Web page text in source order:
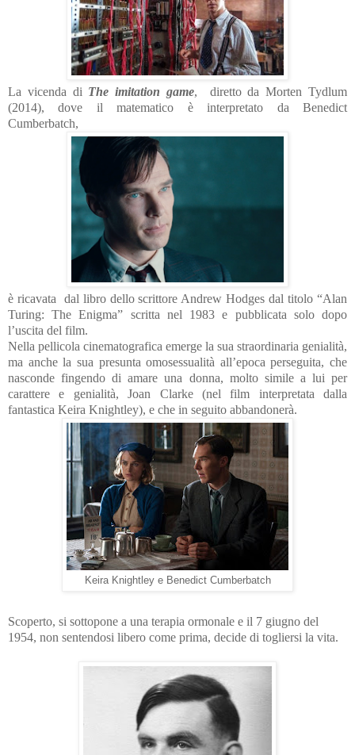
La vicenda di The imitation game,
diretto da Morten Tydlum
(2014), dove il matematico è interpretato da Benedict
Cumberbatch,
è ricavata dal libro dello scrittore Andrew Hodges dal titolo “Alan
Turing: The Enigma” scritta nel 1983 e pubblicata solo dopo
l’uscita del film.
Nella pellicola cinematografica emerge la sua straordinaria genialità,
ma anche la sua presunta omosessualità all’epoca perseguita, che
nasconde fingendo di amare una donna, molto simile a lui per
carattere e genialità, Joan Clarke (nel film interpretata dalla
fantastica Keira Knightley), e che in seguito abbandonerà.
Keira Knightley e Benedict Cumberbatch
Scoperto, si sottopone a una terapia ormonale e il 7 giugno del
1954, non sentendosi libero come prima, decide di togliersi la vita.